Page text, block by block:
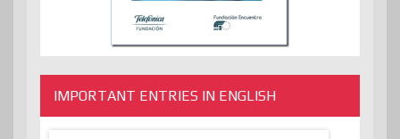
IMPORTANT ENTRIES IN ENGLISH